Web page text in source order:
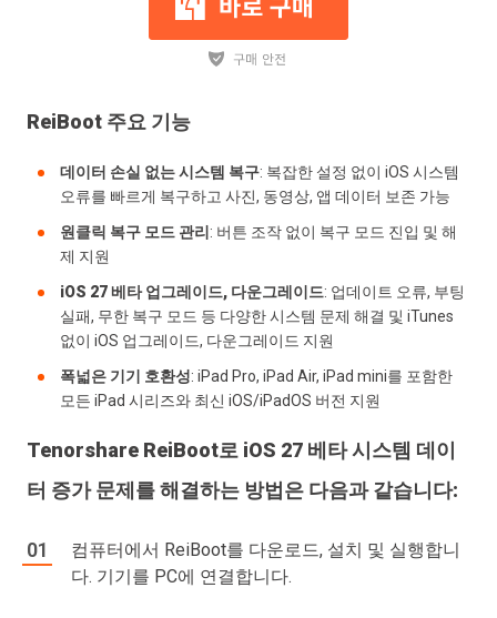
ReiBoot 주요 기능
데이터 손실 없는 시스템 복구: 복잡한 설정 없이 iOS 시스템
오류를 빠르게 복구하고 사진, 동영상, 앱 데이터 보존 가능
원클릭 복구 모드 관리 : 버튼 조작 없이 복구 모드 진입 및 해
제 지원
iOS 27 베타 업그레이드, 다운그레이드: 업데이트 오류, 부팅
실패, 무한 복구 모드 등 다양한 시스템 문제 해결 및 iTunes
없이 iOS 업그레이드, 다운그레이드 지원
폭넓은 기기 호환성: iPad Pro, iPad Air, iPad mini를 포함한
모든 iPad 시리즈와 최신 iOS/iPadOS 버전 지원
Tenorshare ReiBoot로 iOS 27 베타 시스템 데이
터 증가 문제를 해결하는 방법은 다음과 같습니다:
컴퓨터에서 ReiBoot를 다운로드, 설치 및 실행합니
다. 기기를 PC에 연결합니다.